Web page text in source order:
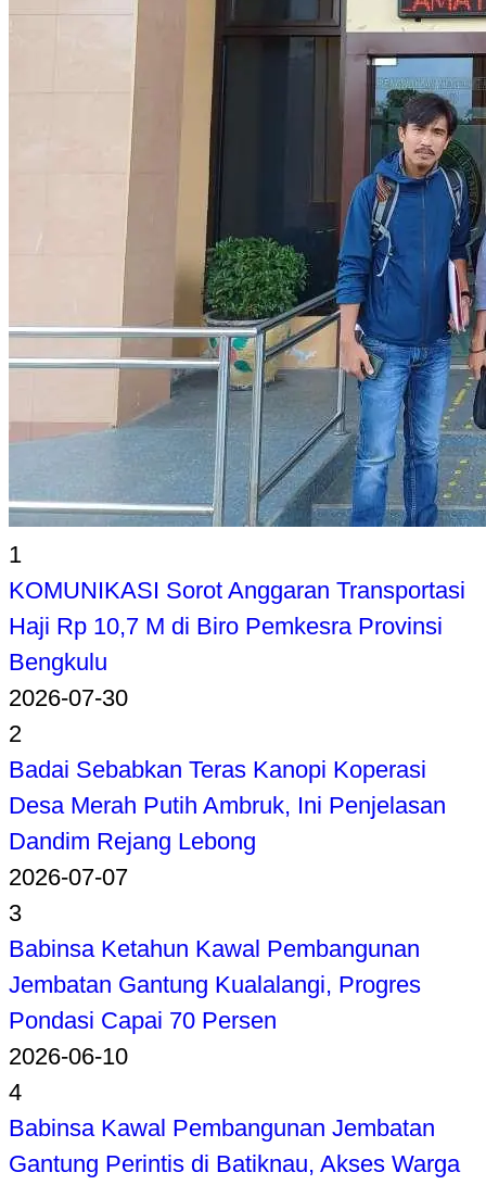
1
KOMUNIKASI Sorot Anggaran Transportasi
Haji Rp 10,7 M di Biro Pemkesra Provinsi
Bengkulu
2026-07-30
2
Badai Sebabkan Teras Kanopi Koperasi
Desa Merah Putih Ambruk, Ini Penjelasan
Dandim Rejang Lebong
2026-07-07
3
Babinsa Ketahun Kawal Pembangunan
Jembatan Gantung Kualalangi, Progres
Pondasi Capai 70 Persen
2026-06-10
4
Babinsa Kawal Pembangunan Jembatan
Gantung Perintis di Batiknau, Akses Warga